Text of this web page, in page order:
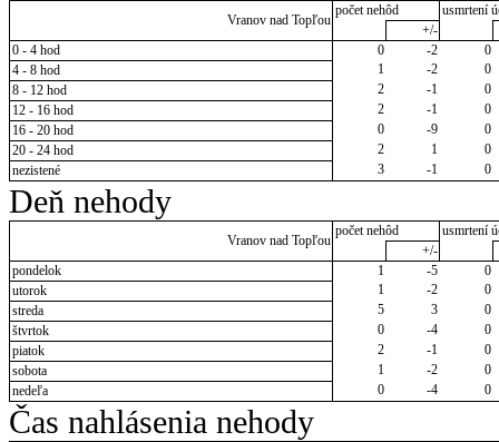
Vranov nad Topľou
počet nehôd
usmrtení
+/-
0 - 4 hod
0 -2
0
4 - 8 hod
1 -2
0
8 - 12 hod
2 -1
0
12 - 16 hod
2 -1
0
16 - 20 hod
0 -9
0
20 - 24 hod
2 1
0
nezistené
3 -1 0
Deň nehody
Vranov nad Topľou
počet nehôd
usmrtení
+/-
pondelok
1 -5
0
utorok
1 -2
0
streda
5 3
0
štvrtok
0 -4
0
piatok
2 -1
0
sobota
1 -2
0
nedeľa
0 -4 0
Čas nahlásenia nehody